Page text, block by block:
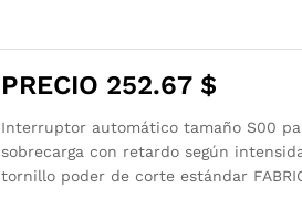
PRECIO 252.67 $
Interruptor automático tamaño S00
sobrecarga con retardo según
tornillo poder de corte estándar